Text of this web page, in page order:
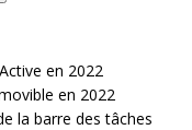
en 2022
en 2022
la barre des tâches